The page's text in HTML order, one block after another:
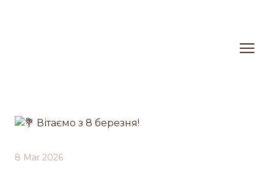
8 Mar 2026